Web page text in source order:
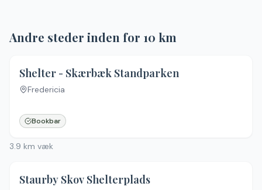
Andre steder inden for 10 km
Shelter - Skærbæk Standparken
Fredericia
Bookbar
3.9 km væk
Staurby Skov Shelterplads